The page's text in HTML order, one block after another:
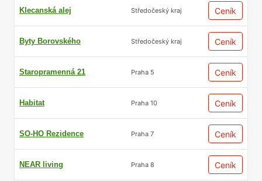
Klecanská alej Středočeský kraj Ceník
Byty Borovského Středočeský kraj Ceník
Staropramenná 21 Praha 5 Ceník
Habitat Praha 10 Ceník
SO-HO Rezidence Praha 7 Ceník
NEAR living Praha 8 Ceník